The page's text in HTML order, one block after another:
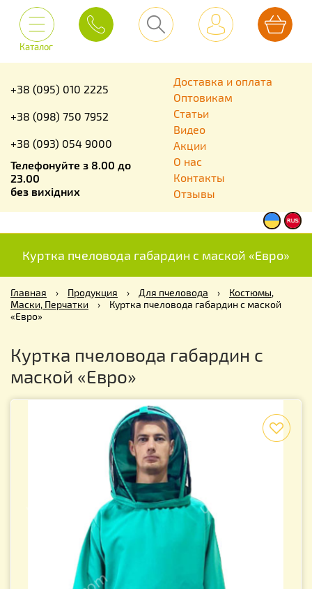
Каталог
+38 (095) 010 2225
+38 (098) 750 7952
+38 (093) 054 9000
Телефонуйте з 8.00 до
23.00
без вихідних
Доставка и оплата
Оптовикам
Статьи
Видео
Акции
О нас
Контакты
Отзывы
Куртка пчеловода габардин с маской «Евро»
Главная › Продукция › Для пчеловода ›
Костюмы,
Маски, Перчатки
›
Куртка пчеловода габардин с маской
«Евро»
Куртка пчеловода габардин с
маской «Евро»